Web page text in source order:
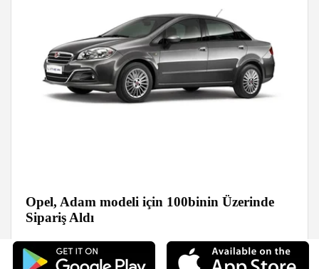
Opel, Adam modeli için 100binin Üzerinde
Sipariş Aldı
Haberler